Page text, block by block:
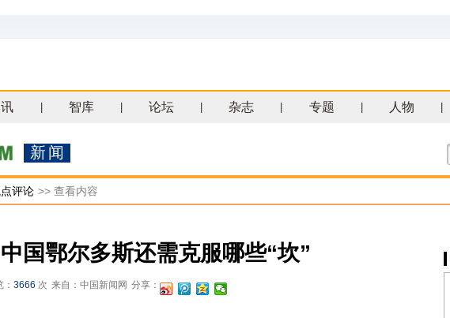
智库 论坛 杂志 专题 人物
新闻
评论 >> 查看内容
国鄂尔多斯还需克服哪些“坎”
3666 次 来自：中国新闻网 分享：